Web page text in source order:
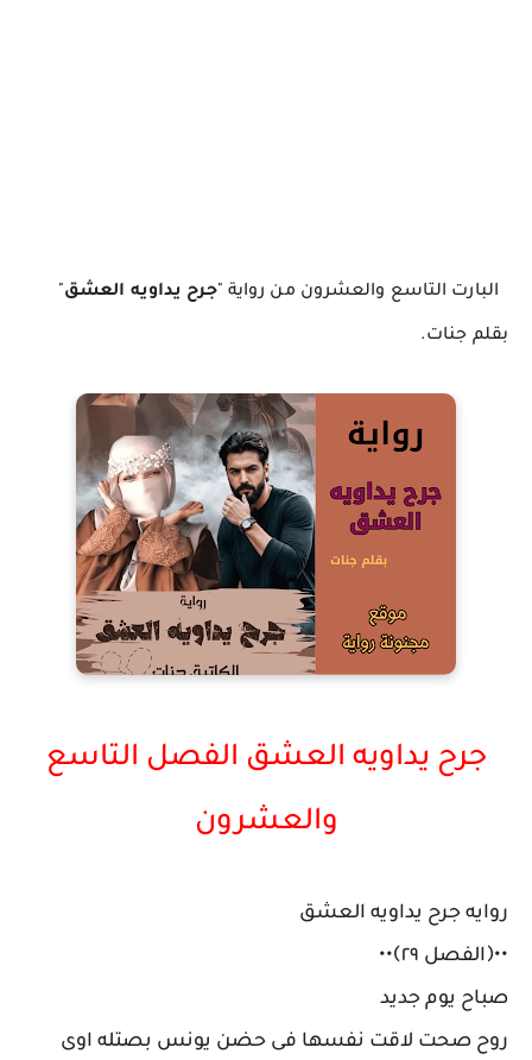
البارت التاسع والعشرون من رواية "جرح يداويه العشق"
بقلم جنات.
جرح يداويه العشق الفصل التاسع
والعشرون
روايه جرح يداويه العشق
••﴿الفصل ٢٩﴾••
صباح يوم جديد
روح صحت لاقت نفسها فى حضن يونس بصتله اوى